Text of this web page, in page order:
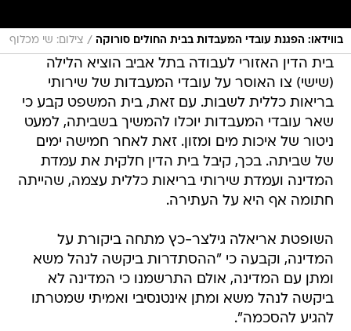
בווידאו: הפגנת עובדי המעבדות בבית החולים סורוקה / צילום: שי מכלוף
בית הדין האזורי לעבודה בתל אביב הוציא הלילה
(שישי) צו האוסר על עובדי המעבדות של שירותי
בריאות כללית לשבות. עם זאת, בית המשפט קבע כי
שאר עובדי המעבדות יוכלו להמשיך בשביתה, למעט
ניטור של איכות מים ומזון. זאת לאחר חמישה ימים
של שביתה. בכך, קיבל בית הדין חלקית את עמדת
המדינה ועמדת שירותי בריאות כללית עצמה, שהייתה
חתומה אף היא על העתירה.
השופטת אריאלה גילצר-כץ מתחה ביקורת על
המדינה, וקבעה כי "ההסתדרות ביקשה לנהל משא
ומתן עם המדינה, אולם התרשמנו כי המדינה לא
ביקשה לנהל משא ומתן אינטנסיבי ואמיתי שמטרתו
להגיע להסכמה".